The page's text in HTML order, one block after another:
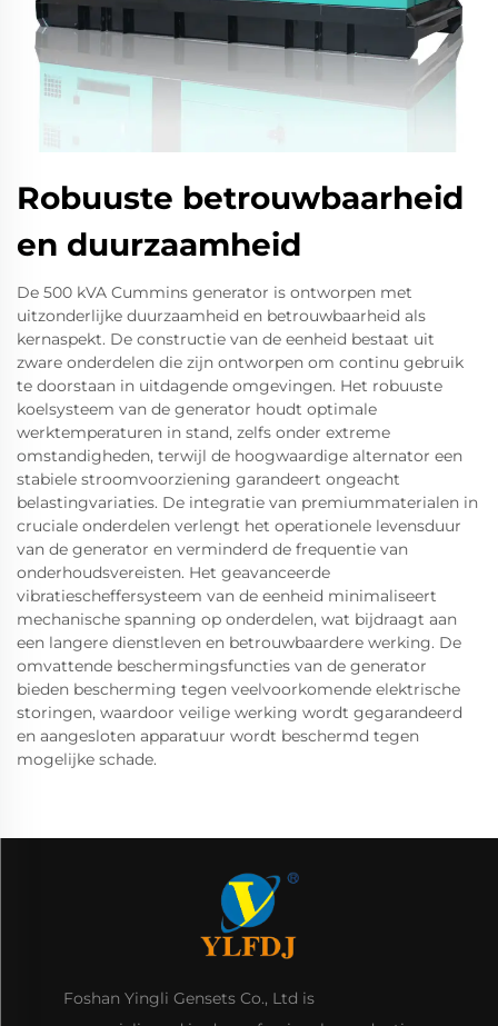
Robuuste betrouwbaarheid
en duurzaamheid
De 500 kVA Cummins generator is ontworpen met
uitzonderlijke duurzaamheid en betrouwbaarheid als
kernaspekt. De constructie van de eenheid bestaat uit
zware onderdelen die zijn ontworpen om continu gebruik
te doorstaan in uitdagende omgevingen. Het robuuste
koelsysteem van de generator houdt optimale
werktemperaturen in stand, zelfs onder extreme
omstandigheden, terwijl de hoogwaardige alternator een
stabiele stroomvoorziening garandeert ongeacht
belastingvariaties. De integratie van premiummaterialen in
cruciale onderdelen verlengt het operationele levensduur
van de generator en verminderd de frequentie van
onderhoudsvereisten. Het geavanceerde
vibratiescheffersysteem van de eenheid minimaliseert
mechanische spanning op onderdelen, wat bijdraagt aan
een langere dienstleven en betrouwbaardere werking. De
omvattende beschermingsfuncties van de generator
bieden bescherming tegen veelvoorkomende elektrische
storingen, waardoor veilige werking wordt gegarandeerd
en aangesloten apparatuur wordt beschermd tegen
mogelijke schade.
Foshan Yingli Gensets Co., Ltd is